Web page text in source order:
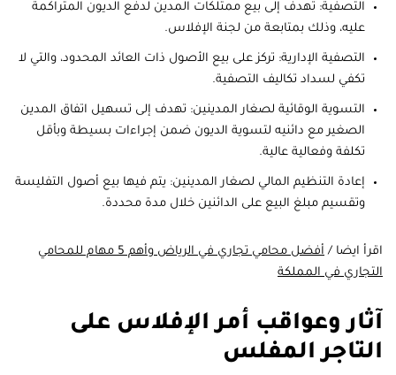
التصفية: تهدف إلى بيع ممتلكات المدين لدفع الديون المتراكمة
عليه، وذلك بمتابعة من لجنة الإفلاس.
التصفية الإدارية: تركز على بيع الأصول ذات العائد المحدود، والتي لا
تكفي لسداد تكاليف التصفية.
التسوية الوقائية لصغار المدينين: تهدف إلى تسهيل اتفاق المدين
الصغير مع دائنيه لتسوية الديون ضمن إجراءات بسيطة وبأقل
تكلفة وفعالية عالية.
إعادة التنظيم المالي لصغار المدينين: يتم فيها بيع أصول التفليسة
وتقسيم مبلغ البيع على الدائنين خلال مدة محددة.
اقرأ ايضا /
أفضل محامي تجاري في الرياض وأهم 5 مهام للمحامي
التجاري في المملكة
آثار وعواقب أمر الإفلاس على
التاجر المفلس